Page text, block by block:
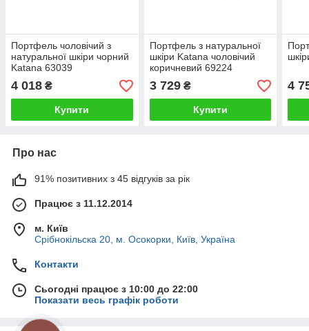
Портфель чоловічий з
натуральної шкіри чорний
Katana 63039
4 018 ₴
Купити
Портфель з натуральної
шкіри Katana чоловічий
коричневий 69224
3 729₴
Купити
4
Про нас
91% позитивних з 45 відгуків за рік
Працює з 11.12.2014
м. Київ
Срібнокільска 20, м. Осокорки, Київ, Україна
Контакти
Сьогодні працює з 10:00 до 22:00
Показати весь графік роботи